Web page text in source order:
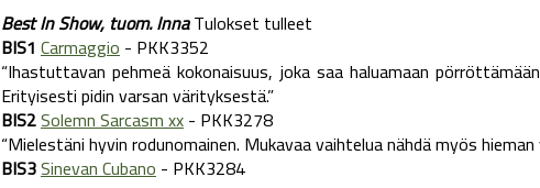
Best In Show, tuom. InnaTulokset tulleet
BIS1 Carmaggio- PKK3352
“Ihastuttavan pehmeä kokonaisuus, joka saa haluamaan
Erityisesti pidin varsan värityksestä.”
BIS2Solemn Sarcasm xx- PKK3278
“Mielestäni hyvin rodunomainen. Mukavaa vaihtelua nähdä myös hieman
BIS3Sinevan Cubano- PKK3284